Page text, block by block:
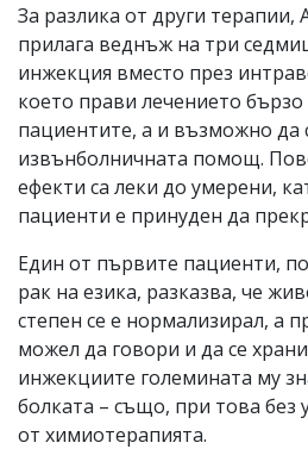
За разлика от други терапии,
прилага веднъж на три
инжекция вместо през
което прави лечението бързо
пациентите, а и възможно да
извънболничната помощ.
ефекти са леки до умерени,
пациенти е принуден да
Един от първите пациенти,
рак на езика, разказва, че
степен се е нормализирал, а
можел да говори и да се
инжекциите големината му
болката – също, при това без
от химиотерапията.